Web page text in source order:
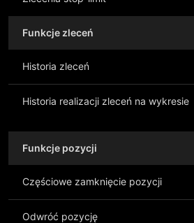
Funkcje zleceń
Historia zleceń
Historia realizacji zleceń na wykresie
Funkcje pozycji
Częściowe zamknięcie pozycji
Odwróć pozycję